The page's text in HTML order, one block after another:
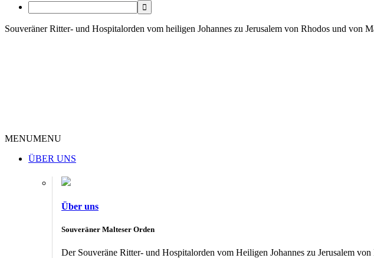
Souveräner Ritter- und Hospitalorden vom heiligen Johannes zu Jerusalem von Rhodos und von
MENUMENU
ÜBER UNS
Über uns
Souveräner Malteser Orden
Der Souveräne Ritter- und Hospitalorden vom Heiligen Johannes zu Jerusalem